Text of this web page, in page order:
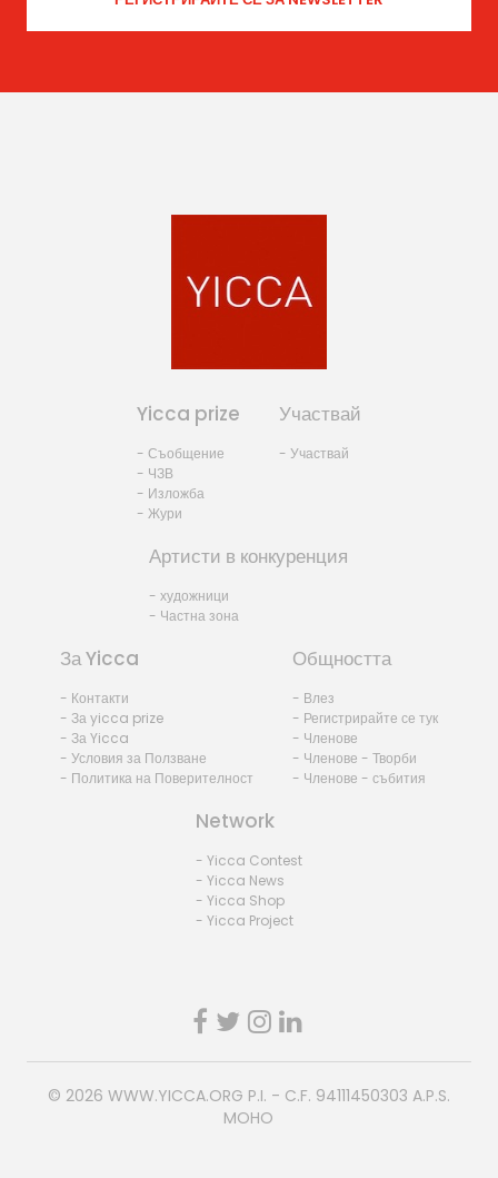
Yicca prize
- Съобщение
- ЧЗВ
- Изложба
- Жури
Участвай
- Участвай
Артисти в конкуренция
- художници
- Частна зона
За Yicca
- Контакти
- За yicca prize
- За Yicca
- Условия за Ползване
- Политика на Поверителност
Общността
- Влез
- Регистрирайте се тук
- Членове
- Членове - Творби
- Членове - събития
Network
- Yicca Contest
- Yicca News
- Yicca Shop
- Yicca Project
© 2026 WWW.YICCA.ORG P.I. - C.F. 94111450303 A.P.S.
MOHO